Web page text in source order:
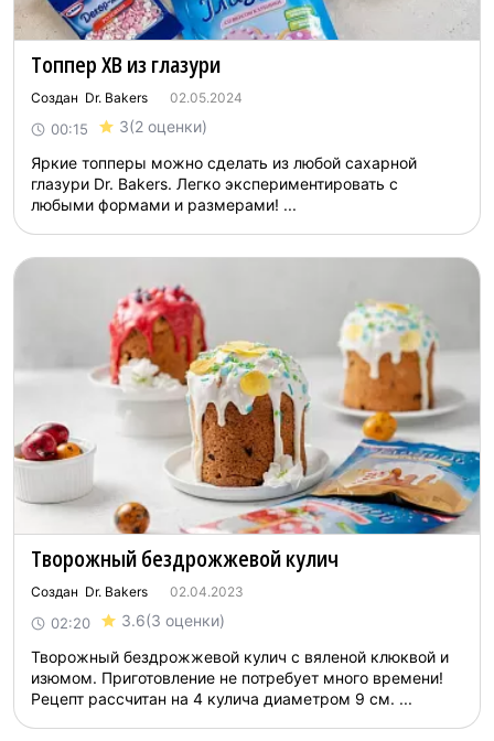
Топпер ХВ из глазури
Создан Dr. Bakers 02.05.2024
00:15 3(2 оценки)
Яркие топперы можно сделать из любой сахарной
глазури Dr. Bakers. Легко экспериментировать с
любыми формами и размерами! ...
Творожный бездрожжевой кулич
Создан Dr. Bakers 02.04.2023
02:20 3.6(3 оценки)
Творожный бездрожжевой кулич с вяленой клюквой и
изюмом. Приготовление не потребует много времени!
Рецепт рассчитан на 4 кулича диаметром 9 см. ...